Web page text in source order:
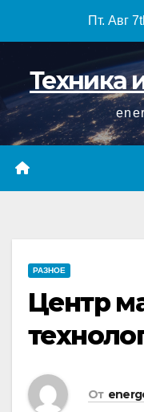
Пт. Авг
Техника
РАЗНОЕ
Центр
От